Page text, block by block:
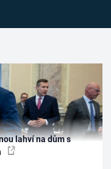
lahví na dům s